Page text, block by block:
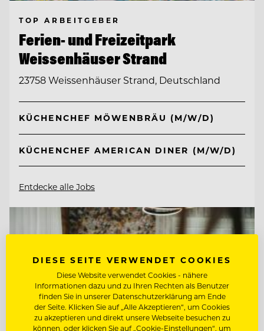
TOP ARBEITGEBER
Ferien- und Freizeitpark
Weissenhäuser Strand
23758 Weissenhäuser Strand, Deutschland
KÜCHENCHEF MÖWENBRÄU (M/W/D)
KÜCHENCHEF AMERICAN DINER (M/W/D)
Entdecke alle Jobs
DIESE SEITE VERWENDET COOKIES
Diese Website verwendet Cookies - nähere
Informationen dazu und zu Ihren Rechten als Benutzer
finden Sie in unserer Datenschutzerklärung am Ende
der Seite. Klicken Sie auf „Alle Akzeptieren“, um Cookies
zu akzeptieren und direkt unsere Webseite besuchen zu
können, oder klicken Sie auf „Cookie-Einstellungen“, um